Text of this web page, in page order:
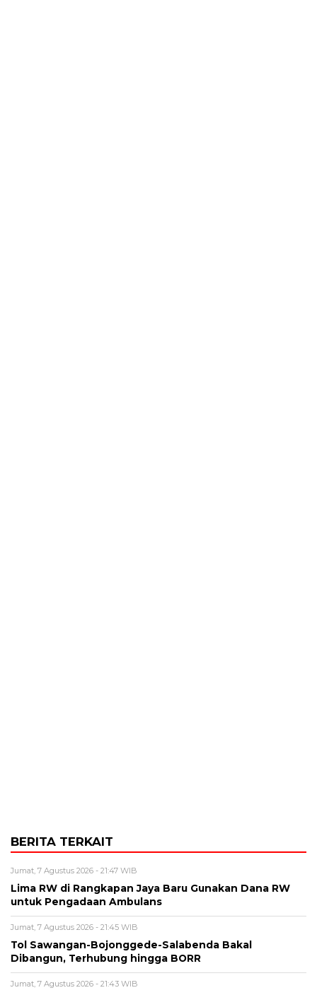
BERITA TERKAIT
Jumat, 7 Agustus 2026 - 21:47 WIB
Lima RW di Rangkapan Jaya Baru Gunakan Dana RW
untuk Pengadaan Ambulans
Jumat, 7 Agustus 2026 - 21:45 WIB
Tol Sawangan-Bojonggede-Salabenda Bakal
Dibangun, Terhubung hingga BORR
Jumat, 7 Agustus 2026 - 21:43 WIB